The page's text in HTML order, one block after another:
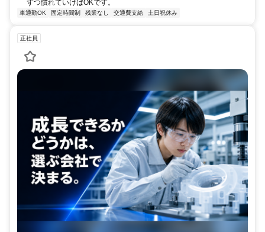
ずつ慣れていけばOKです。
車通勤OK 固定時間制 残業なし 交通費支給 土日祝休み
正社員